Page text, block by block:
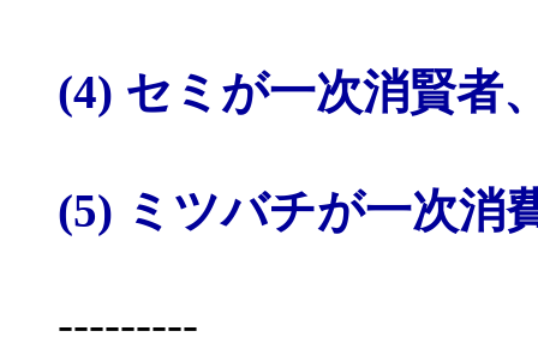
(4) セミが一次消賢者
(5) ミツバチが一次消
---------